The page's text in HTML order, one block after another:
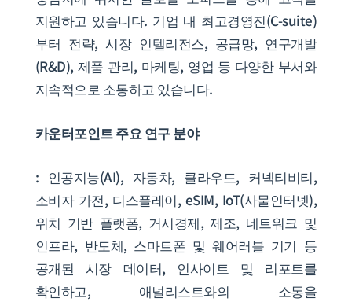
지원하고 있습니다. 기업 내 최고경영진(C-suite)
부터 전략, 시장 인텔리전스, 공급망, 연구개발
(R&D), 제품 관리, 마케팅, 영업 등 다양한 부서와
지속적으로 소통하고 있습니다.
카운터포인트 주요 연구 분야
: 인공지능(AI), 자동차, 클라우드, 커넥티비티,
소비자 가전, 디스플레이, eSIM, IoT(사물인터넷),
위치 기반 플랫폼, 거시경제, 제조, 네트워크 및
인프라, 반도체, 스마트폰 및 웨어러블 기기 등
공개된 시장 데이터, 인사이트 및 리포트를
확인하고, 애널리스트와의 소통을